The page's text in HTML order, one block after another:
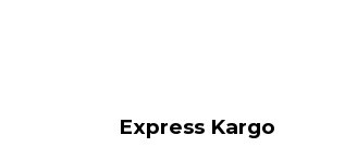
Express Kargo